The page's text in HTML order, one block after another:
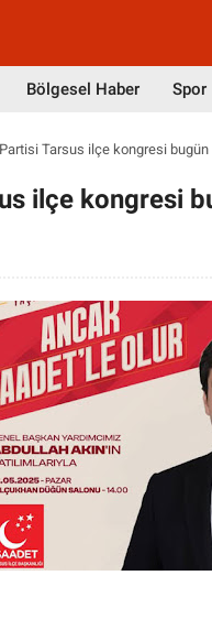
Bölgesel Haber Spor
Tarsus ilçe kongresi bugün
ilçe kongresi